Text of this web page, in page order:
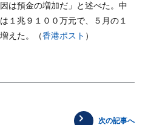
は預金の増加だ」と述べた。中
１兆９１００万元で、５月の１
えた。（香港ポスト ）
次の記事へ